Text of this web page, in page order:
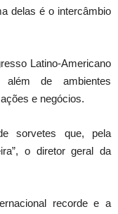
delas é o intercâmbio
Latino-Americano
além de ambientes
e negócios.
sorvetes que, pela
o diretor geral da
recorde e a